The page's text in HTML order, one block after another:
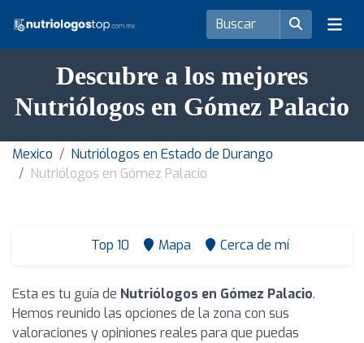
Descubre a los mejores
Nutriólogos en Gómez Palacio
Mexico
Nutriólogos en Estado de Durango
Nutriólogos en Gómez Palacio
Top 10 Mapa Cerca de mí
Esta es tu guía de Nutriólogos en Gómez Palacio.
Hemos reunido las opciones de la zona con sus
valoraciones y opiniones reales para que puedas